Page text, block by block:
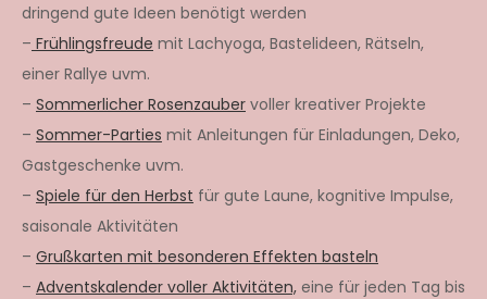
dringend gute Ideen benötigt werden
– Frühlingsfreude mit Lachyoga, Bastelideen, Rätseln,
einer Rallye uvm.
– Sommerlicher Rosenzauber voller kreativer Projekte
– Sommer-Parties mit Anleitungen für Einladungen, Deko,
Gastgeschenke uvm.
– Spiele für den Herbst für gute Laune, kognitive Impulse,
saisonale Aktivitäten
– Grußkarten mit besonderen Effekten basteln
– Adventskalender voller Aktivitäten, eine für jeden Tag bis